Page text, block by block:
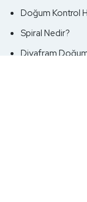
Doğum Kontrol
Spiral Nedir?
Diyafram